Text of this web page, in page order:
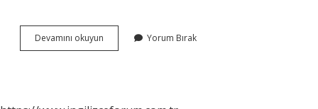
Devamını okuyun
Üniversitesi
Yorum Bırak